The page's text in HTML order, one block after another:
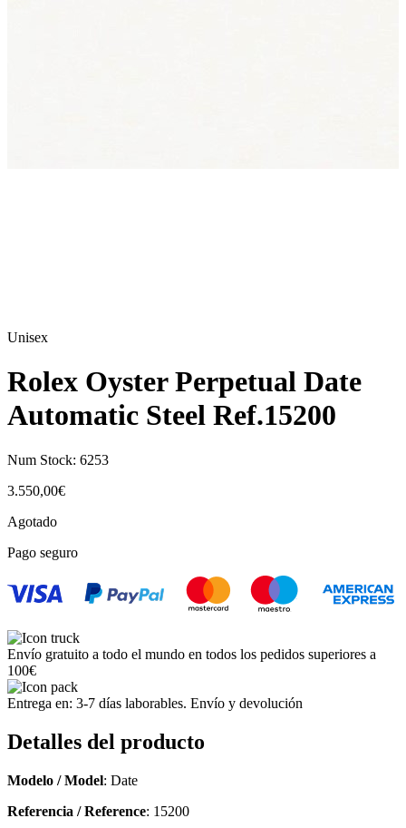
Unisex
Rolex Oyster Perpetual Date
Automatic Steel Ref.15200
Num Stock: 6253
3.550,00€
Agotado
Pago seguro
Envío gratuito a todo el mundo en todos los pedidos superiores a
100€
Entrega en: 3-7 días laborables. Envío y devolución
Detalles del producto
Modelo / Model: Date
Referencia / Reference: 15200